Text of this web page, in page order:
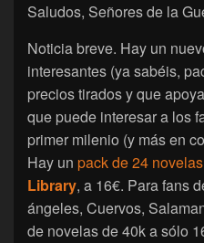
Saludos, Señores de la
Noticia breve. Hay un
interesantes (ya sabéis,
precios tirados y que
que puede interesar a los
primer milenio (y más en
Hay un pack de 24
Library, a 16€. Para fans
ángeles, Cuervos,
de novelas de 40k a sólo